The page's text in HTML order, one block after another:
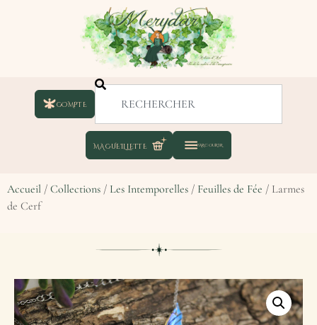
COMPTE
Accueil / Collections / Les Intemporelles / Feuilles de Fée / Larmes
de Cerf